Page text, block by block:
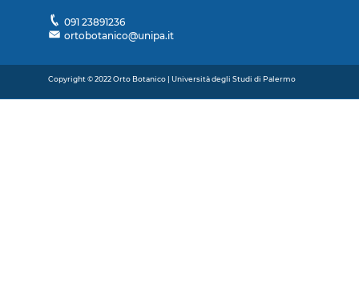
091 23891236
ortobotanico@unipa.it
Copyright © 2022 Orto Botanico | Università degli Studi di Palermo